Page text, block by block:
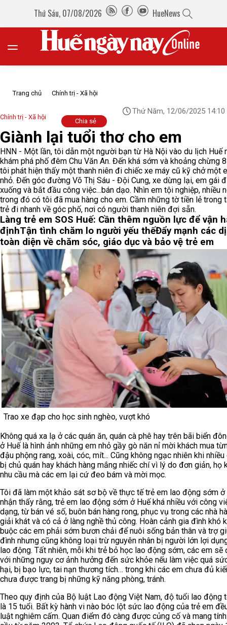
Thứ Sáu, 07/08/2026 HueNews
Trang chủ Chính trị - Xã hội
Chính trị - Xã hội
Thứ Năm, 12/06/2025 14:10
Chia sẻ
Giành lại tuổi thơ cho em
HNN - Một lần, tôi dẫn một người bạn từ Hà Nội vào du lịch Huế
khám phá phố đêm Chu Văn An. Đến khá sớm và khoảng chừng
tôi phát hiện thấy một thanh niên đi chiếc xe máy cũ kỹ chở một
nhỏ. Đến góc đường Võ Thị Sáu - Đội Cung, xe dừng lại, em gái
xuống và bắt đầu công việc…bán dạo. Nhìn em tội nghiệp, nhiều
trong đó có tôi đã mua hàng cho em. Cầm những tờ tiền lẻ trong
trẻ đi nhanh về góc phố, nơi có người thanh niên đợi sẵn.
Làng trẻ em SOS Huế: Cần thêm nguồn lực để vận
địnhTận tình chăm lo người yếu thếĐẩy mạnh các
toàn diện về chăm sóc, giáo dục và bảo vệ trẻ em
Trao xe đạp cho học sinh nghèo, vượt khó
Không quá xa lạ ở các quán ăn, quán cà phê hay trên bãi biển
ở Huế là hình ảnh những em nhỏ gầy gò năn nỉ mời khách mua
đậu phộng rang, xoài, cóc, mít... Cũng không ngạc nhiên khi
bị chủ quán hay khách hàng mắng nhiếc chí vì lý do đơn giản, họ
nhu cầu mà các em lại cứ đeo bám và mời mọc.
Tôi đã làm một khảo sát sơ bộ về thực tế trẻ em lao động sớm ở
nhận thấy rằng, trẻ em lao động sớm ở Huế khá nhiều với công
dạng, từ bán vé số, buôn bán hàng rong, phục vụ trong các nhà
giải khát và có cả ở làng nghề thủ công. Hoàn cảnh gia đình khó
buộc các em phải sớm bươn chải để nuôi sống bản thân và trợ
đình nhưng cũng không loại trừ nguyên nhân bị người lớn lợi
lao động. Tất nhiên, mỗi khi trẻ bỏ học lao động sớm, các em sẽ
với những nguy cơ ảnh hưởng đến sức khỏe nếu làm việc quá
hại, bị bạo lực, tai nạn thương tích… trong khi các em chưa đủ
chưa được trang bị những kỹ năng phòng, tránh.
Theo quy định của Bộ luật Lao động Việt Nam, độ tuổi lao động
là 15 tuổi. Bất kỳ hành vi nào bóc lột sức lao động của trẻ em
luật nghiêm cấm. Quan điểm đó càng được củng cố và mang